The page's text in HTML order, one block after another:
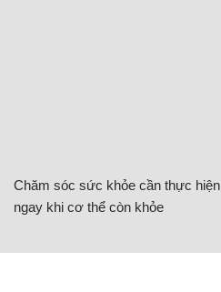
Chăm sóc sức khỏe cần thực hiện
ngay khi cơ thể còn khỏe